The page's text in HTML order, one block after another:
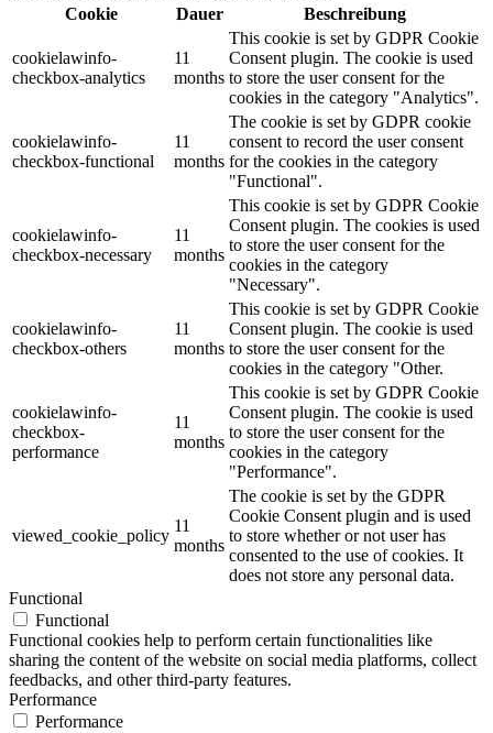
Cookie
Dauer Beschreibung
cookielawinfo-
checkbox-analytics
11
months
This cookie is set by GDPR Cookie
Consent plugin. The cookie is used
to store the user consent for the
cookies in the category "Analytics".
cookielawinfo-
checkbox-functional
11
months
The cookie is set by GDPR cookie
consent to record the user consent
for the cookies in the category
"Functional".
cookielawinfo-
checkbox-necessary
11
months
This cookie is set by GDPR Cookie
Consent plugin. The cookies is used
to store the user consent for the
cookies in the category
"Necessary".
cookielawinfo-
checkbox-others
11
months
This cookie is set by GDPR Cookie
Consent plugin. The cookie is used
to store the user consent for the
cookies in the category "Other.
cookielawinfo-
checkbox-
performance
11
months
This cookie is set by GDPR Cookie
Consent plugin. The cookie is used
to store the user consent for the
cookies in the category
"Performance".
viewed_cookie_policy
11
months
The cookie is set by the GDPR
Cookie Consent plugin and is used
to store whether or not user has
consented to the use of cookies. It
does not store any personal data.
Functional
Functional
Functional cookies help to perform certain functionalities like
sharing the content of the website on social media platforms, collect
feedbacks, and other third-party features.
Performance
Performance